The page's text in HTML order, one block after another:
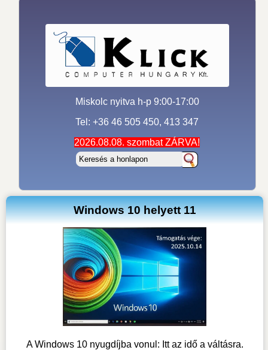
Miskolc nyitva h-p 9:00-17:00
Tel: +36 46 505 450, 413 347
2026.08.08. szombat ZÁRVA!
Windows 10 helyett 11
A Windows 10 nyugdíjba vonul: Itt az idő a váltásra.